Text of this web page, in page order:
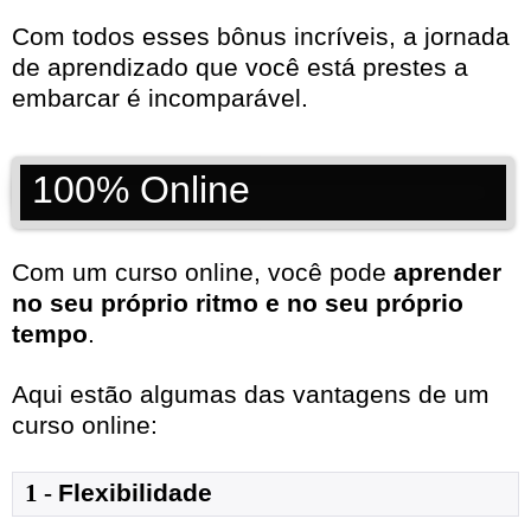
Com todos esses bônus incríveis, a jornada
de aprendizado que você está prestes a
embarcar é incomparável.
100% Online
Com um curso online, você pode aprender
no seu próprio ritmo e no seu próprio
tempo.
Aqui estão algumas das vantagens de um
curso online:
1 - Flexibilidade